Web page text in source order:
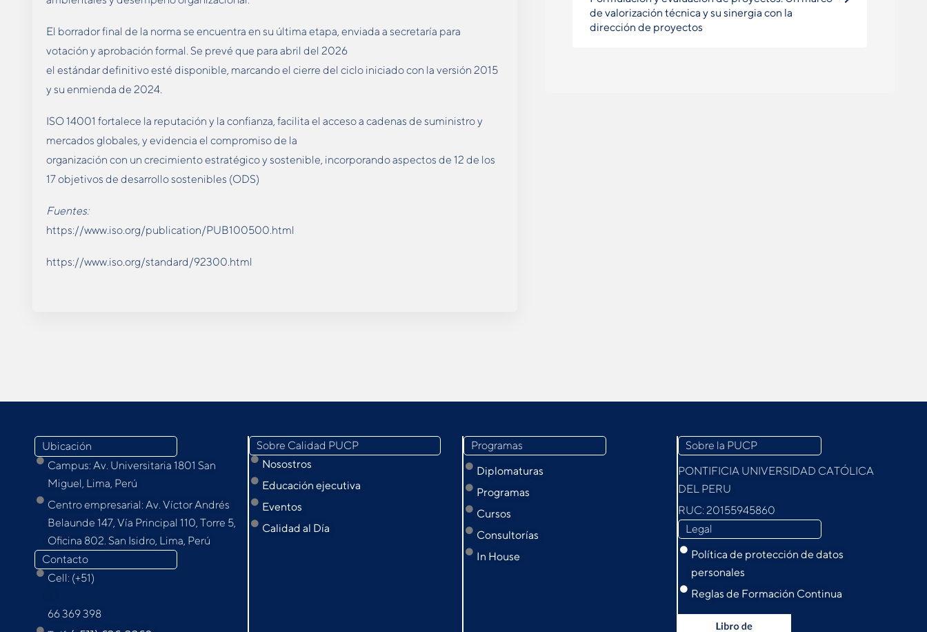
El borrador final de la norma se encuentra en su última etapa, enviada a secretaría para
votación y aprobación formal. Se prevé que para abril del 2026
el estándar definitivo esté disponible, marcando el cierre del ciclo iniciado con la versión 2015
y su enmienda de 2024.
ISO 14001 fortalece la reputación y la confianza, facilita el acceso a cadenas de suministro y
mercados globales, y evidencia el compromiso de la
organización con un crecimiento estratégico y sostenible, incorporando aspectos de 12 de los
17 objetivos de desarrollo sostenibles (ODS)
Fuentes:
https://www.iso.org/publication/PUB100500.html
https://www.iso.org/standard/92300.html
de valorización técnica y su sinergia con la
dirección de proyectos
Ubicación
Campus: Av. Universitaria 1801 San
Miguel, Lima, Perú
Centro empresarial: Av. Víctor Andrés
Belaunde 147, Vía Principal 110, Torre 5,
Oﬁcina 802. San Isidro, Lima, Perú
Contacto
Cell: (+51)
66 369 398
Sobre Calidad PUCP
Nosostros
Educación ejecutiva
Eventos
Calidad al Día
Programas
Diplomaturas
Programas
Cursos
Consultorías
In House
Sobre la PUCP
PONTIFICIA UNIVERSIDAD CATÓLICA
DEL PERU
RUC: 20155945860
Legal
Política de protección de datos
personales
Reglas de Formación Continua